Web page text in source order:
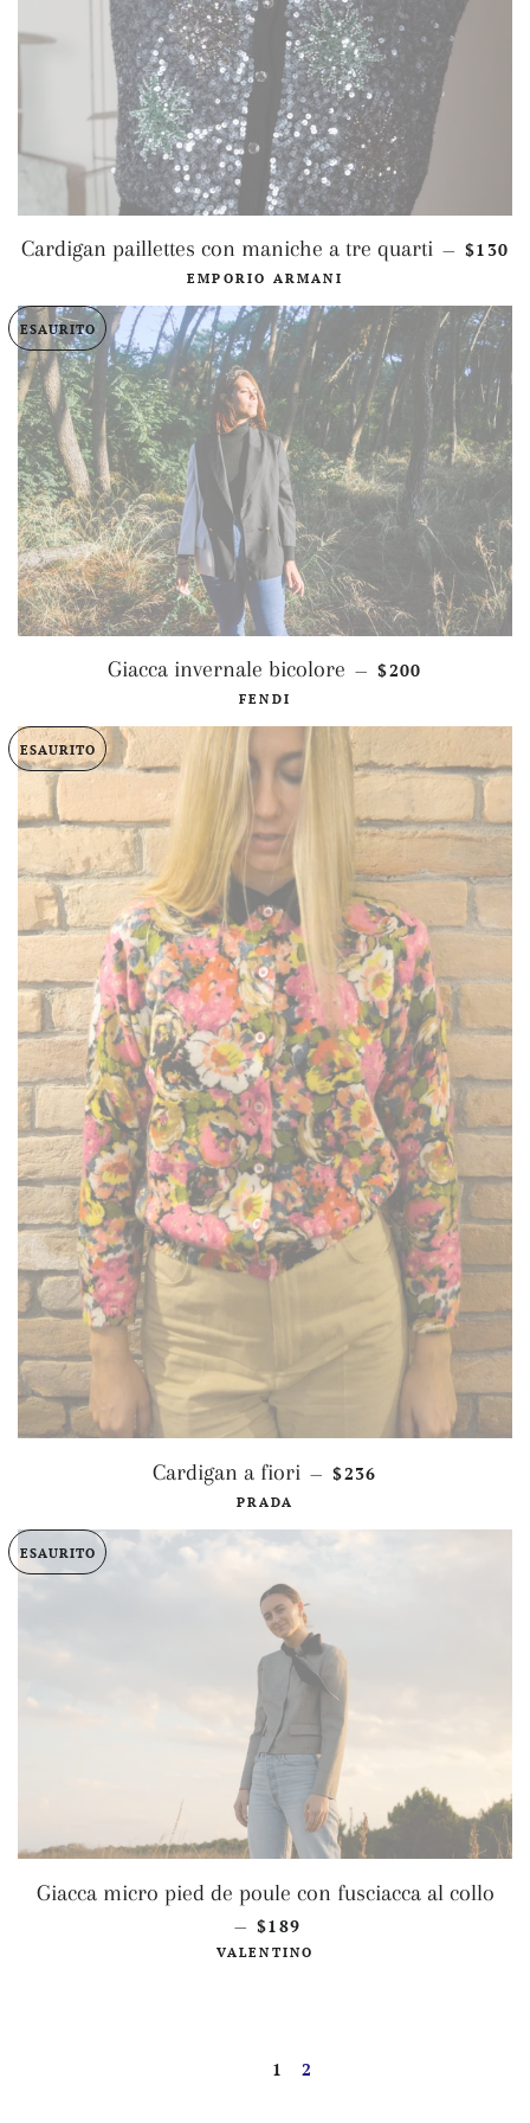
Cardigan paillettes con maniche a tre quarti — $130
EMPORIO ARMANI
ESAURITO
Giacca invernale bicolore — PREZZO DI
$200
FENDI
ESAURITO
Cardigan a fiori — PREZZO DI LISTINO
$236
PRADA
ESAURITO
Giacca micro pied de poule con fusciacca al collo
— PREZZO DI LISTINO
$189
VALENTINO
PRECEDENTE
1 2